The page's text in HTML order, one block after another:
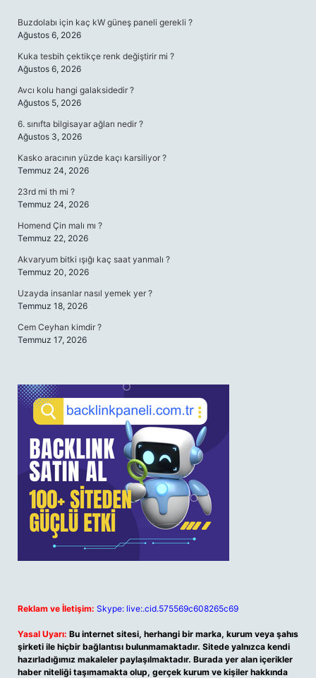
Buzdolabı için kaç kW güneş paneli gerekli ?
Ağustos 6, 2026
Kuka tesbih çektikçe renk değiştirir mi ?
Ağustos 6, 2026
Avcı kolu hangi galaksidedir ?
Ağustos 5, 2026
6. sınıfta bilgisayar ağları nedir ?
Ağustos 3, 2026
Kasko aracının yüzde kaçı karsiliyor ?
Temmuz 24, 2026
23rd mi th mi ?
Temmuz 24, 2026
Homend Çin malı mı ?
Temmuz 22, 2026
Akvaryum bitki ışığı kaç saat yanmalı ?
Temmuz 20, 2026
Uzayda insanlar nasıl yemek yer ?
Temmuz 18, 2026
Cem Ceyhan kimdir ?
Temmuz 17, 2026
Reklam ve İletişim: Skype: live:.cid.575569c608265c69
Yasal Uyarı: Bu internet sitesi, herhangi bir marka, kurum veya şahıs
şirketi ile hiçbir bağlantısı bulunmamaktadır. Sitede yalnızca kendi
hazırladığımız makaleler paylaşılmaktadır. Burada yer alan içerikler
haber niteliği taşımamakta olup, gerçek kurum ve kişiler hakkında